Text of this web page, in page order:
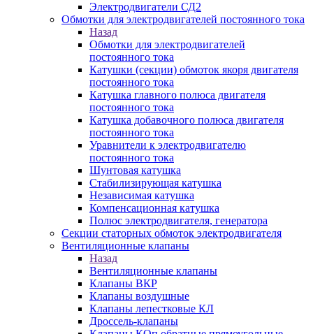
Электродвигатели СД2
Обмотки для электродвигателей постоянного тока
Назад
Обмотки для электродвигателей
постоянного тока
Катушки (секции) обмоток якоря двигателя
постоянного тока
Катушка главного полюса двигателя
постоянного тока
Катушка добавочного полюса двигателя
постоянного тока
Уравнители к электродвигателю
постоянного тока
Шунтовая катушка
Стабилизирующая катушка
Независимая катушка
Компенсационная катушка
Полюс электродвигателя, генератора
Секции статорных обмоток электродвигателя
Вентиляционные клапаны
Назад
Вентиляционные клапаны
Клапаны ВКР
Клапаны воздушные
Клапаны лепестковые КЛ
Дроссель-клапаны